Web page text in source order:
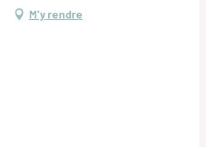
M'y rendre